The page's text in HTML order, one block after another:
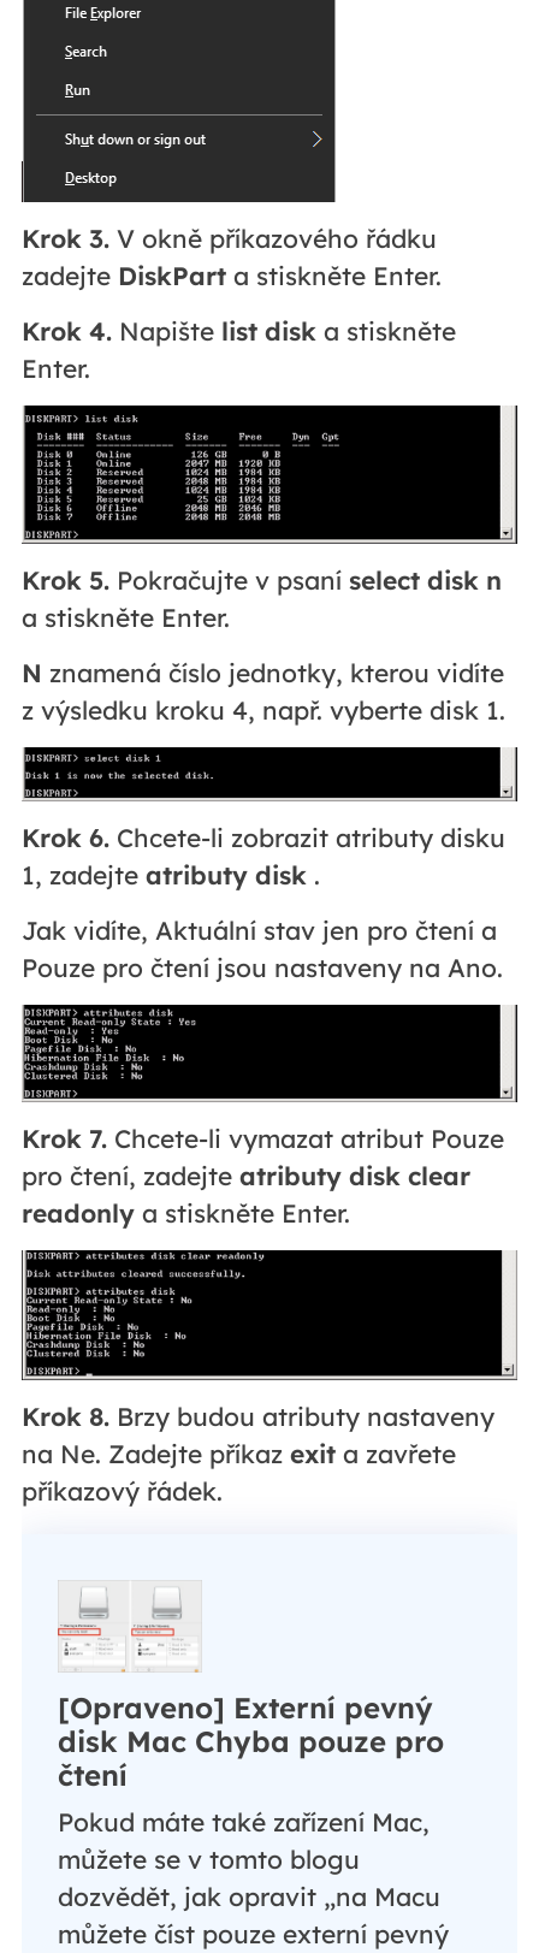
Krok 3.V okně příkazového řádku
zadejte DiskParta stiskněte Enter.
Krok 4.Napište list disk a stiskněte
Enter.
Krok 5.Pokračujte v psaní select disk n
a stiskněte Enter.
N znamená číslo jednotky, kterou vidíte
z výsledku kroku 4, např. vyberte disk 1.
Krok 6.Chcete-li zobrazit atributy disku
1, zadejte atributy disk .
Jak vidíte, Aktuální stav jen pro čtení a
Pouze pro čtení jsou nastaveny na Ano.
Krok 7.Chcete-li vymazat atribut Pouze
pro čtení, zadejte atributy disk clear
readonlya stiskněte Enter.
Krok 8.Brzy budou atributy nastaveny
na Ne. Zadejte příkaz exita zavřete
příkazový řádek.
[Opraveno] Externí pevný
disk Mac Chyba pouze pro
čtení
Pokud máte také zařízení Mac,
můžete se v tomto blogu
dozvědět, jak opravit „na Macu
můžete číst pouze externí pevný